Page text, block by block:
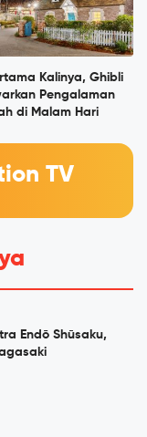
Kalinya, Ghibli
Pengalaman
di Malam Hari
TV
Endō Shūsaku,